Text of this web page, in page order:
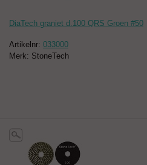
DiaTech graniet d.100 QRS Groen #50
Artikelnr: 033000
Merk: StoneTech